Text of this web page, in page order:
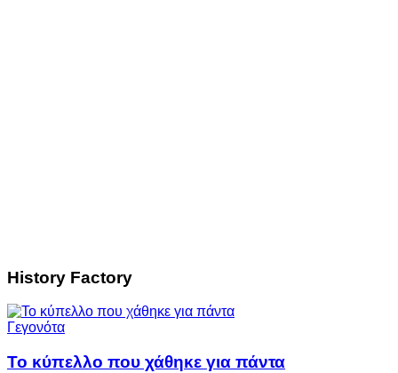
History Factory
Γεγονότα
Το κύπελλο που χάθηκε για πάντα